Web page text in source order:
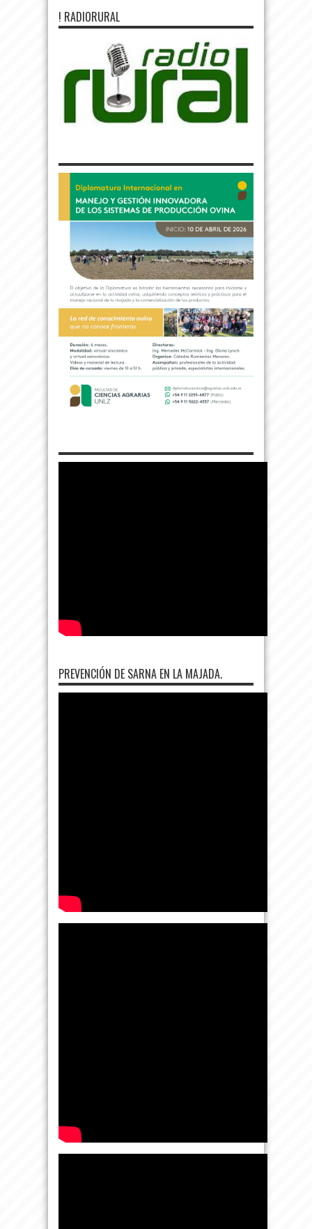
! RADIORURAL
PREVENCIÓN DE SARNA EN LA MAJADA.